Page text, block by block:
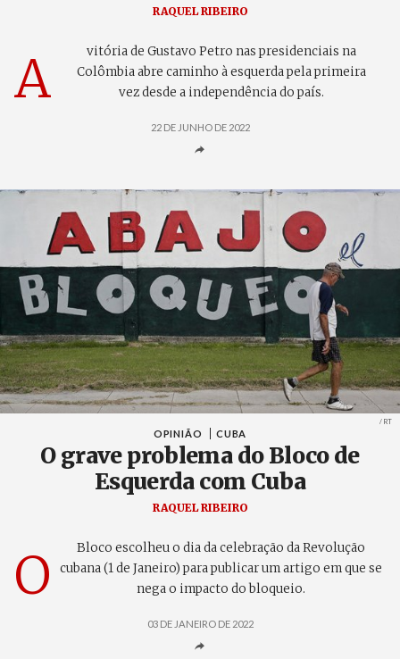
RAQUEL RIBEIRO
A
vitória de Gustavo Petro nas presidenciais na
Colômbia abre caminho à esquerda pela primeira
vez desde a independência do país.
22 DE JUNHO DE 2022
/ RT
OPINIÃO CUBA
O grave problema do Bloco de
Esquerda com Cuba
RAQUEL RIBEIRO
O
Bloco escolheu o dia da celebração da Revolução
cubana (1 de Janeiro) para publicar um artigo em que se
nega o impacto do bloqueio.
03 DE JANEIRO DE 2022